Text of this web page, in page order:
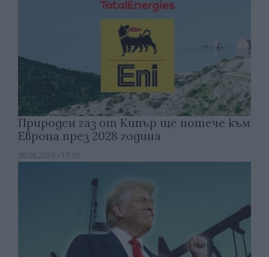
Природен газ от Кипър ще потече към
Европа през 2028 година
09.08.2026 / 17:30